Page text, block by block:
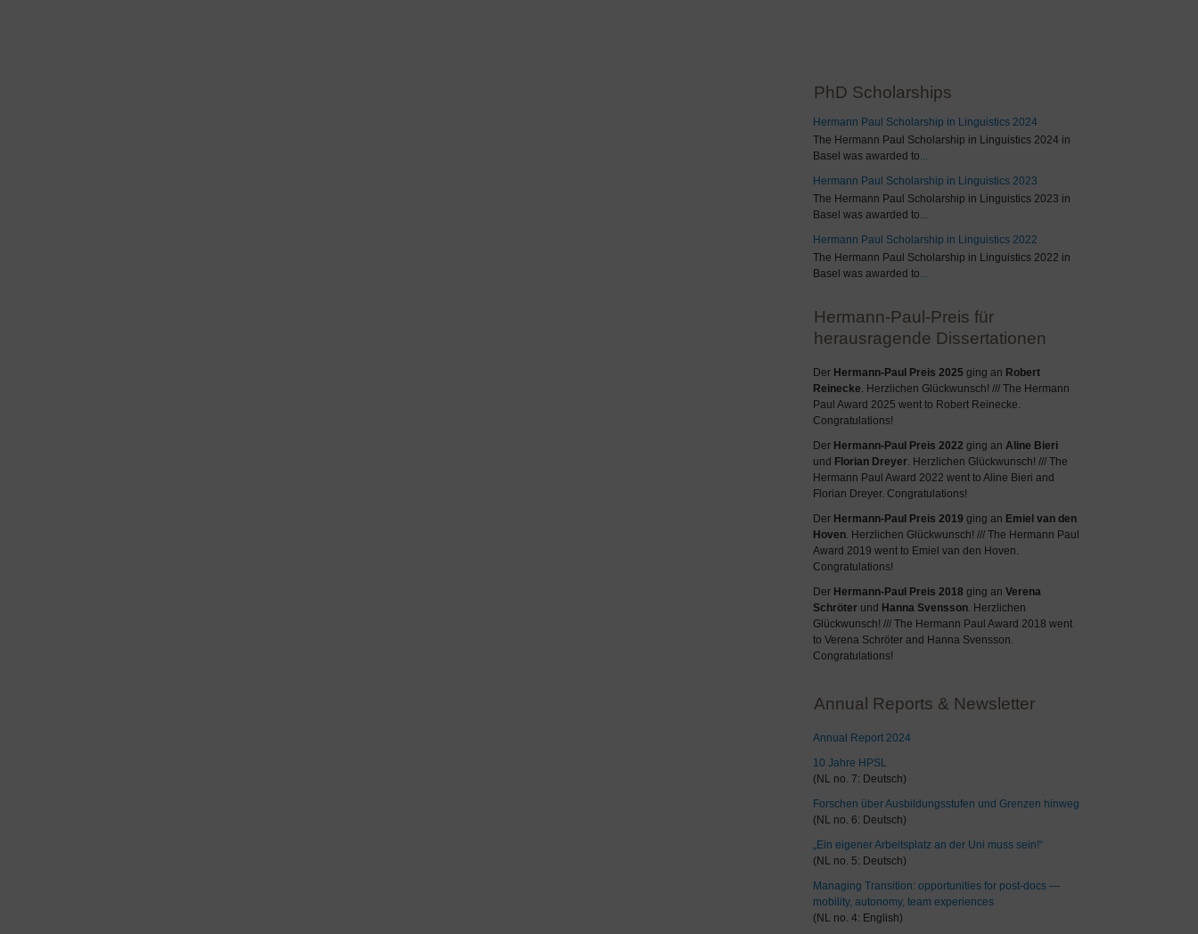
PhD Scholarships
Hermann Paul Scholarship in Linguistics 2024
The Hermann Paul Scholarship in Linguistics 2024 in
Basel was awarded to...
Hermann Paul Scholarship in Linguistics 2023
The Hermann Paul Scholarship in Linguistics 2023 in
Basel was awarded to...
Hermann Paul Scholarship in Linguistics 2022
The Hermann Paul Scholarship in Linguistics 2022 in
Basel was awarded to...
Hermann-Paul-Preis für
herausragende Dissertationen
Der Hermann-Paul Preis 2025 ging an Robert
Reinecke. Herzlichen Glückwunsch! /// The Hermann
Paul Award 2025 went to Robert Reinecke.
Congratulations!
Der Hermann-Paul Preis 2022 ging an Aline Bieri
und Florian Dreyer. Herzlichen Glückwunsch! /// The
Hermann Paul Award 2022 went to Aline Bieri and
Florian Dreyer. Congratulations!
Der Hermann-Paul Preis 2019 ging an Emiel van den
Hoven. Herzlichen Glückwunsch! /// The Hermann Paul
Award 2019 went to Emiel van den Hoven.
Congratulations!
Der Hermann-Paul Preis 2018 ging an Verena
Schröter und Hanna Svensson. Herzlichen
Glückwunsch! /// The Hermann Paul Award 2018 went
to Verena Schröter and Hanna Svensson.
Congratulations!
Annual Reports & Newsletter
Annual Report 2024
10 Jahre HPSL
(NL no. 7: Deutsch)
Forschen über Ausbildungsstufen und Grenzen hinweg
(NL no. 6: Deutsch)
„Ein eigener Arbeitsplatz an der Uni muss sein!“
(NL no. 5: Deutsch)
Managing Transition: opportunities for post-docs —
mobility, autonomy, team experiences
(NL no. 4: English)